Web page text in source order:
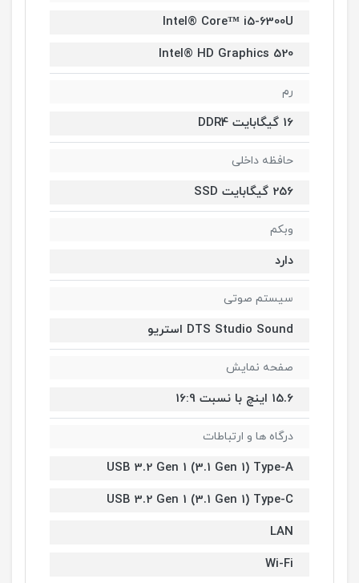
Intel® Core™ i5-6300U
Intel® HD Graphics 520
رم
16 گیگابایت DDR4
حافظه داخلی
256 گیگابایت SSD
وبکم
دارد
سیستم صوتی
DTS Studio Sound استریو
صفحه نمایش
15.6 اینچ با نسبت 16:9
درگاه ها و ارتباطات
USB 3.2 Gen 1 (3.1 Gen 1) Type-A
USB 3.2 Gen 1 (3.1 Gen 1) Type-C
LAN
Wi-Fi